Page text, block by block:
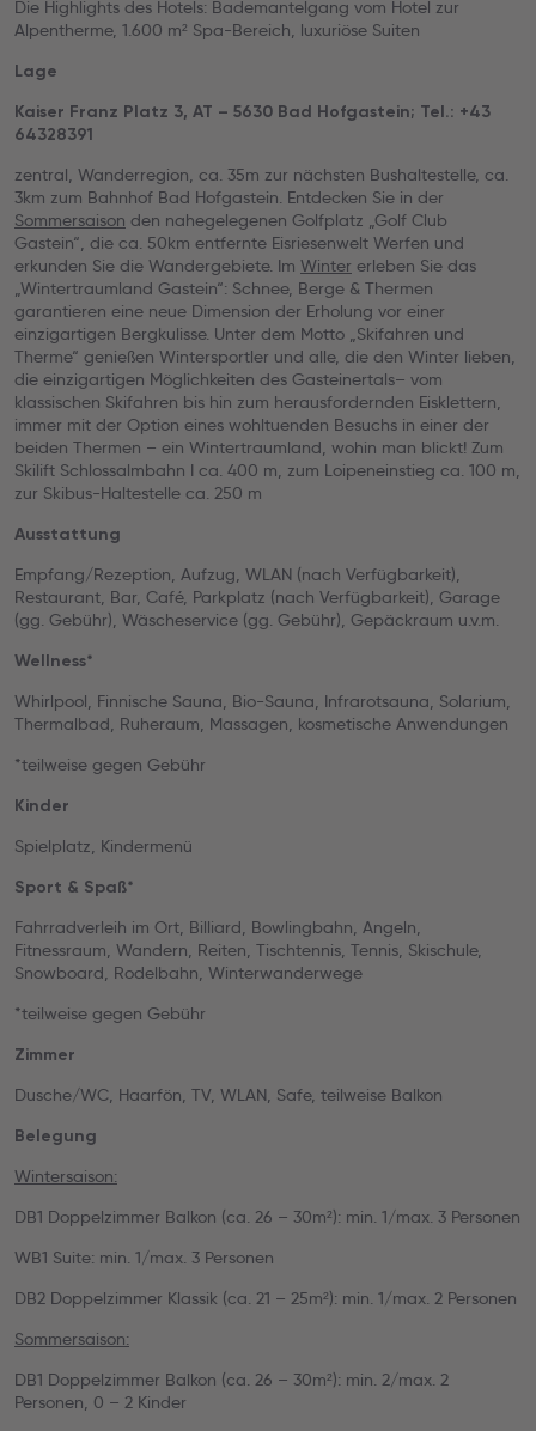
Die Highlights des Hotels: Bademantelgang vom Hotel zur
Alpentherme, 1.600 m² Spa-Bereich, luxuriöse Suiten
Lage
Kaiser Franz Platz 3, AT – 5630 Bad Hofgastein; Tel.: +43
64328391
zentral, Wanderregion, ca. 35m zur nächsten Bushaltestelle, ca.
3km zum Bahnhof Bad Hofgastein. Entdecken Sie in der
Sommersaison den nahegelegenen Golfplatz „Golf Club
Gastein“, die ca. 50km entfernte Eisriesenwelt Werfen und
erkunden Sie die Wandergebiete. Im Winter erleben Sie das
„Wintertraumland Gastein“: Schnee, Berge & Thermen
garantieren eine neue Dimension der Erholung vor einer
einzigartigen Bergkulisse. Unter dem Motto „Skifahren und
Therme“ genießen Wintersportler und alle, die den Winter lieben,
die einzigartigen Möglichkeiten des Gasteinertals– vom
klassischen Skifahren bis hin zum herausfordernden Eisklettern,
immer mit der Option eines wohltuenden Besuchs in einer der
beiden Thermen – ein Wintertraumland, wohin man blickt! Zum
Skilift Schlossalmbahn I ca. 400 m, zum Loipeneinstieg ca. 100 m,
zur Skibus-Haltestelle ca. 250 m
Ausstattung
Empfang/Rezeption, Aufzug, WLAN (nach Verfügbarkeit),
Restaurant, Bar, Café, Parkplatz (nach Verfügbarkeit), Garage
(gg. Gebühr), Wäscheservice (gg. Gebühr), Gepäckraum u.v.m.
Wellness*
Whirlpool, Finnische Sauna, Bio-Sauna, Infrarotsauna, Solarium,
Thermalbad, Ruheraum, Massagen, kosmetische Anwendungen
*teilweise gegen Gebühr
Kinder
Spielplatz, Kindermenü
Sport & Spaß*
Fahrradverleih im Ort, Billiard, Bowlingbahn, Angeln,
Fitnessraum, Wandern, Reiten, Tischtennis, Tennis, Skischule,
Snowboard, Rodelbahn, Winterwanderwege
*teilweise gegen Gebühr
Zimmer
Dusche/WC, Haarfön, TV, WLAN, Safe, teilweise Balkon
Belegung
Wintersaison:
DB1 Doppelzimmer Balkon (ca. 26 – 30m²): min. 1/max. 3 Personen
WB1 Suite: min. 1/max. 3 Personen
DB2 Doppelzimmer Klassik (ca. 21 – 25m²): min. 1/max. 2 Personen
Sommersaison:
DB1 Doppelzimmer Balkon (ca. 26 – 30m²): min. 2/max. 2
Personen, 0 – 2 Kinder